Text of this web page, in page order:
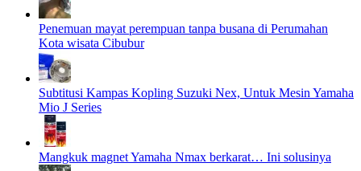
Penemuan mayat perempuan tanpa busana di Perumahan
Kota wisata Cibubur
Subtitusi Kampas Kopling Suzuki Nex, Untuk Mesin Yamaha
Mio J Series
Mangkuk magnet Yamaha Nmax berkarat… Ini solusinya